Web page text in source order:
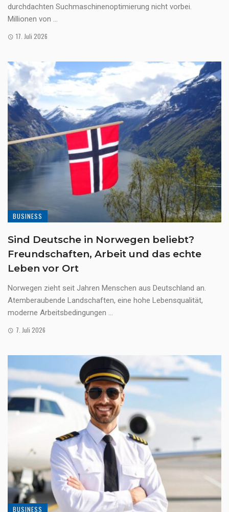
durchdachten Suchmaschinenoptimierung nicht vorbei.
Millionen von ...
17. Juli 2026
BUSINESS
Sind Deutsche in Norwegen beliebt?
Freundschaften, Arbeit und das echte
Leben vor Ort
Norwegen zieht seit Jahren Menschen aus Deutschland an.
Atemberaubende Landschaften, eine hohe Lebensqualität,
moderne Arbeitsbedingungen ...
7. Juli 2026
BUSINESS